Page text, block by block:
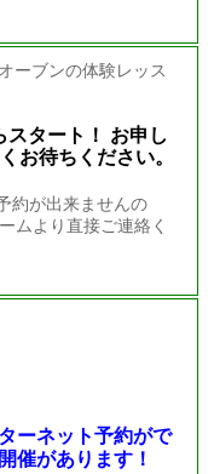
ーブンの体験レッス
スタート！ お申し
お待ちください。
約が出来ませんの
ムより直接ご連絡く
ーネット予約がで
催があります！